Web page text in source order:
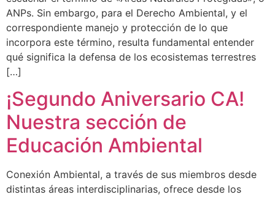
ANPs. Sin embargo, para el Derecho Ambiental, y el
correspondiente manejo y protección de lo que
incorpora este término, resulta fundamental entender
qué significa la defensa de los ecosistemas terrestres
[…]
¡Segundo Aniversario CA!
Nuestra sección de
Educación Ambiental
Conexión Ambiental, a través de sus miembros desde
distintas áreas interdisciplinarias, ofrece desde los